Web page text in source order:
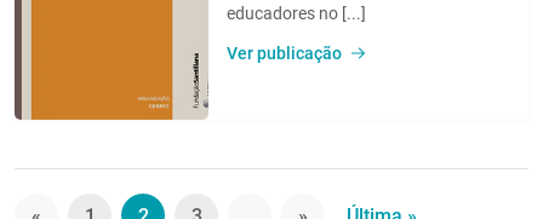
educadores no [...]
Ver publicação